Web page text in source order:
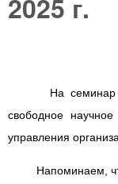
2025 г.
На семинар
свободное
управления
Напоминаем,